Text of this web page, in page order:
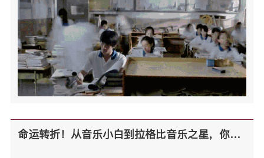
命运转折！从音乐小白到拉格比音乐之星，你也可以